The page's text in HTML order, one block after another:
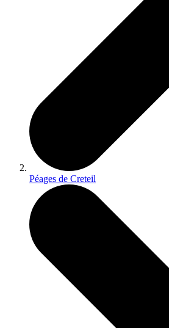
Péages de Creteil